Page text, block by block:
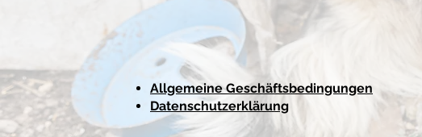
Allgemeine Geschäftsbedingungen
Datenschutzerklärung